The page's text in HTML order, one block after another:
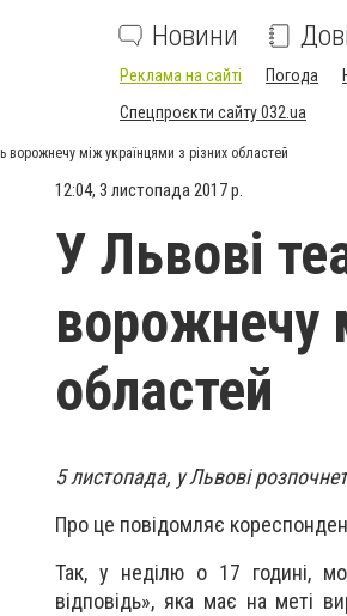
Новини
Реклама на сайті Погода
Спецпроєкти сайту 032.ua
ворожнечу між українцями з різних областей
12:04, 3 листопада 2017 р.
У Львові
ворожнечу
областей
5 листопада, у Львові
Про це повідомляє
Так, у неділю о 17 годині,
відповідь», яка має на меті